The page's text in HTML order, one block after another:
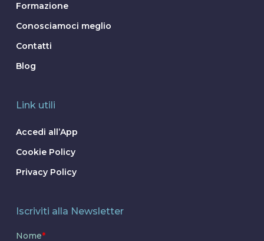
Formazione
Conosciamoci meglio
Contatti
Blog
Link utili
Accedi all’App
Cookie Policy
Privacy Policy
Iscriviti alla Newsletter